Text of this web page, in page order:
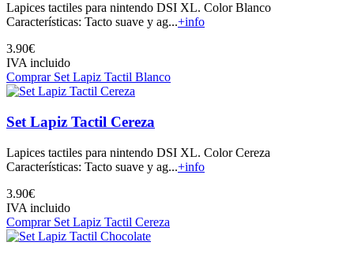
Lapices tactiles para nintendo DSI XL. Color Blanco
Características: Tacto suave y ag...+info
3.90€
IVA incluido
Comprar Set Lapiz Tactil Blanco
Set Lapiz Tactil Cereza
Lapices tactiles para nintendo DSI XL. Color Cereza
Características: Tacto suave y ag...+info
3.90€
IVA incluido
Comprar Set Lapiz Tactil Cereza